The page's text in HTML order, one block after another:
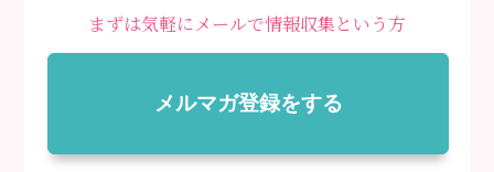
まずは気軽にメールで情報収集という方
メルマガ登録をする